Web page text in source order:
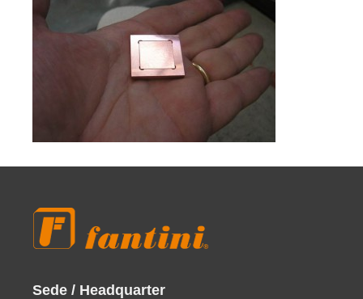
Sede / Headquarter